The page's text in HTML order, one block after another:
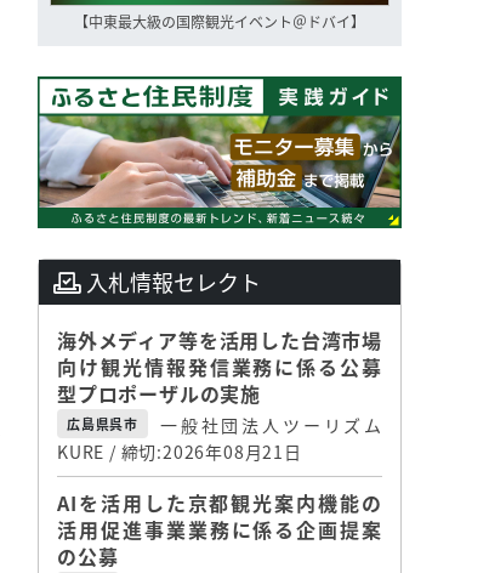
【中東最大級の国際観光イベント＠ドバイ】
入札情報セレクト
海外メディア等を活用した台湾市場
向け観光情報発信業務に係る公募
型プロポーザルの実施
広島県呉市
一般社団法人ツーリズム
KURE / 締切:2026年08月21日
AIを活用した京都観光案内機能の
活用促進事業業務に係る企画提案
の公募